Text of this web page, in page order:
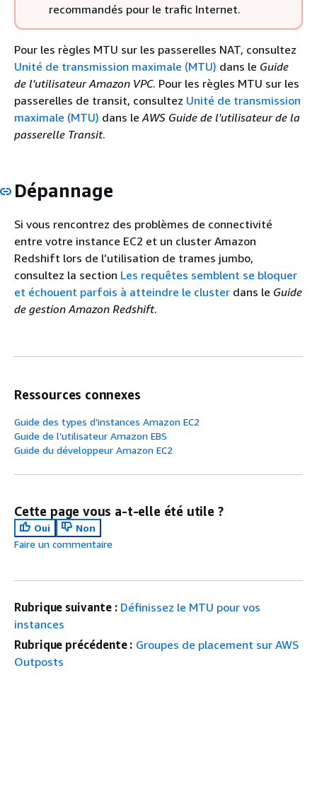
recommandés pour le trafic Internet.
Pour les règles MTU sur les passerelles NAT, consultez
Unité de transmission maximale (MTU) dans le Guide
de l'utilisateur Amazon VPC. Pour les règles MTU sur les
passerelles de transit, consultez Unité de transmission
maximale (MTU) dans leAWS Guide de l'utilisateur de la
passerelle Transit.
Dépannage
Si vous rencontrez des problèmes de connectivité
entre votre instance EC2 et un cluster Amazon
Redshift lors de l’utilisation de trames jumbo,
consultez la section Les requêtes semblent se bloquer
et échouent parfois à atteindre le cluster dans le Guide
de gestion Amazon Redshift.
Ressources connexes
Guide des types d’instances Amazon EC2
Guide de l’utilisateur Amazon EBS
Guide du développeur Amazon EC2
Cette page vous a-t-elle été utile ?
Oui
Non
Faire un commentaire
Rubrique suivante : Définissez le MTU pour vos
instances
Rubrique précédente : Groupes de placement sur AWS
Outposts